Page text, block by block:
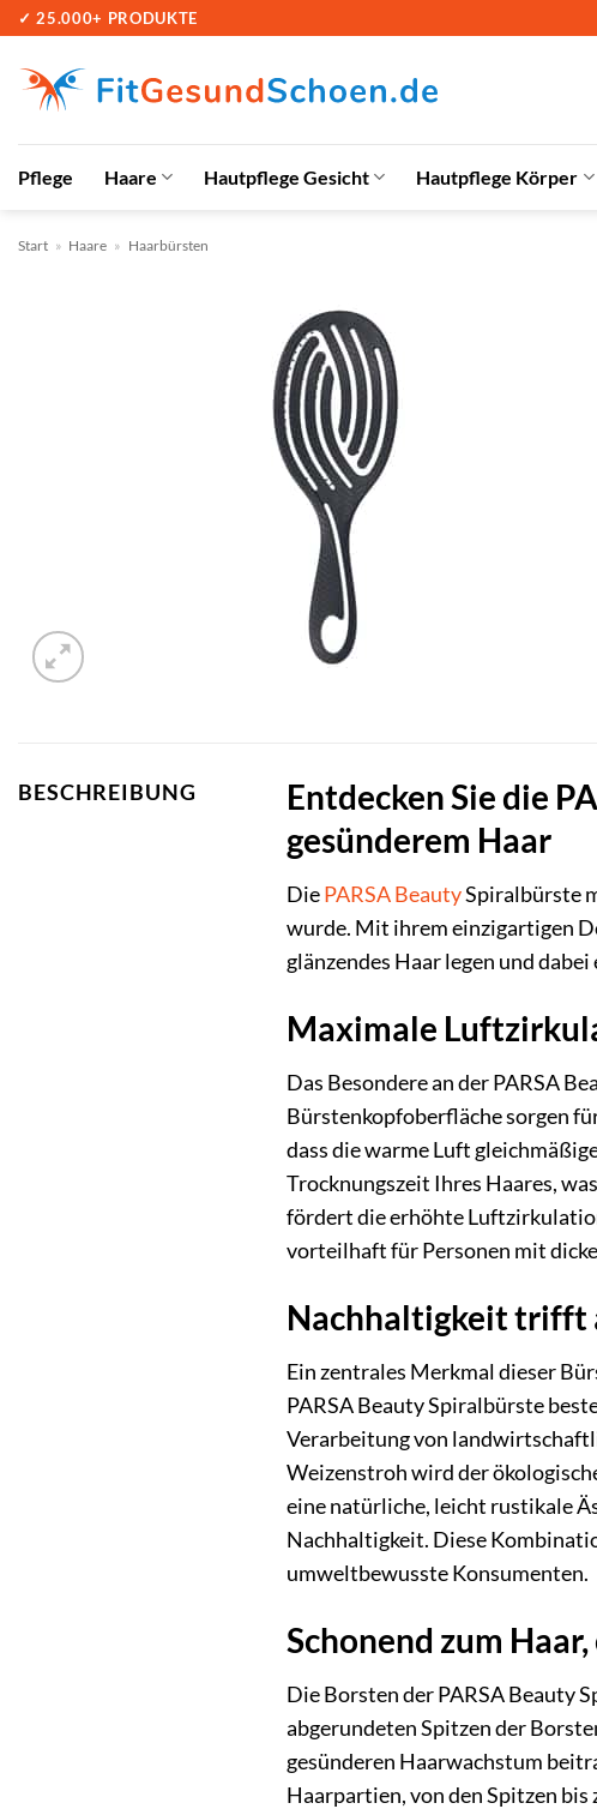
Zum
springen
✓ 25.000+ PRODUKTE
Pflege Haare Hautpflege Gesicht Hautpflege Körper
Start » Haare » Haarbürsten
BESCHREIBUNG
Entdecken Sie die
gesünderem Haar
DiePARSA BeautySpiralbürste
wurde. Mit ihrem einzigartigen
glänzendes Haar legen und
Maximale
Das Besondere an der PARSA
Bürstenkopfoberfläche sorgen
dass die warme Luft
Trocknungszeit Ihres Haares,
fördert die erhöhte
vorteilhaft für Personen mit
Nachhaltigkeit trifft
Ein zentrales Merkmal dieser
PARSA Beauty Spiralbürste
Verarbeitung von
Weizenstroh wird der
eine natürliche, leicht rustikale
Nachhaltigkeit. Diese
umweltbewusste Konsumenten.
Schonend zum
Die Borsten der PARSA Beauty
abgerundeten Spitzen der
gesünderen Haarwachstum
Haarpartien, von den Spitzen